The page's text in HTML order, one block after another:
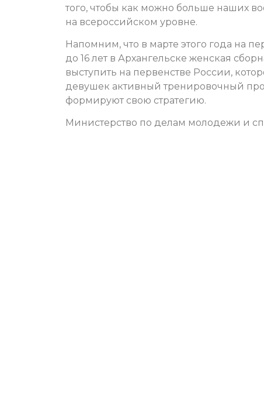
того, чтобы как можно больше наших
на всероссийском уровне.
Напомним, что в марте этого года на
до 16 лет в Архангельске женская
выступить на первенстве России,
девушек активный тренировочный
формируют свою стратегию.
Министерство по делам молодежи и